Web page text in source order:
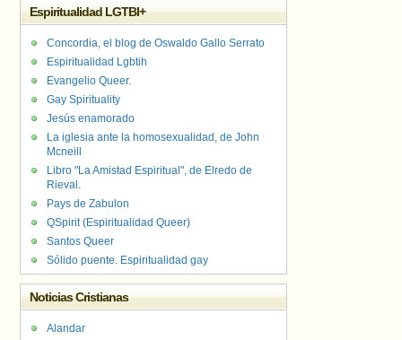
Espiritualidad LGTBI+
Concordia, el blog de Oswaldo Gallo Serrato
Espiritualidad Lgbtih
Evangelio Queer.
Gay Spirituality
Jesús enamorado
La iglesia ante la homosexualidad, de John
Mcneill
Libro "La Amistad Espiritual", de Elredo de
Rieval.
Pays de Zabulon
QSpirit (Espiritualidad Queer)
Santos Queer
Sólido puente. Espiritualidad gay
Noticias Cristianas
Alandar